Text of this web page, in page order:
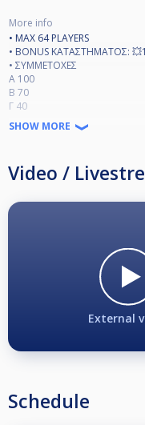
More info
• MAX 64 PLAYERS
• BONUS ΚΑΤΑΣΤΗΜΑΤΟΣ:
• ΣΥΜΜΕΤΟΧΕΣ
Α 100
Β 70
Γ 40
Δ 20
(ΜΕΧΡΙ ΔΕΥΤΕΡΑ 8 ΑΠΡΙΛΙΟΥ
• ΟΙ ΔΗΛΩΣΕΙΣ ΣΥΜΜΕΤΟΧΩΝ
FACEBOOK : ZEN Billiard
ΤΟΥ ΚΑΤΑΣΤΉΜΑΤΟΣ ΤΟ
• MAIN TOURNAMENT
•LAST 16 SINGLE KNOCKOUT -
• ΕΠΙΣΗΜΗ ΕΝΔΥΜΑΣΙΑ
ΠΑΝΤΕΛΟΝΙ ΑΝΕΞΑΡΤΗΤΟΥ
•ΕΝΑΛΛΑΞ ΣΠΑΣΙΜΟ
• 15 ΛΕΠΤΑ ΔΙΚΑΙΩΜΑ
ΩΡΑ ΕΝΑΡΞΗΣ ΤΟΥ ΑΓΩΝΑ
• ΟΤΑΝ ΕΝΑΣ ΠΑΙΧΤΗΣ ΠΑΡΕΙ
ΑΠΟΜΑΚΡΥΝΘΕΙ ΑΠΟ ΤΟ
SHOW MORE
Video /
External
Schedule